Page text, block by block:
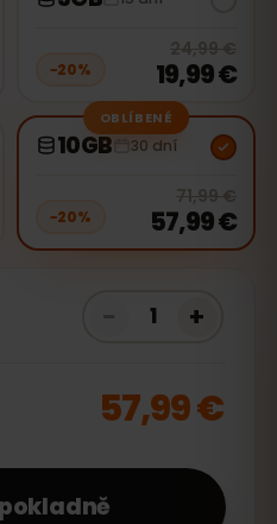
, now 6,99 €
−20%
24,99 €
19,99 €
, now
OBLÍBENÉ
10GB 30 dní
−20%
71,99 €
57,99 €
1 +
57,99 €